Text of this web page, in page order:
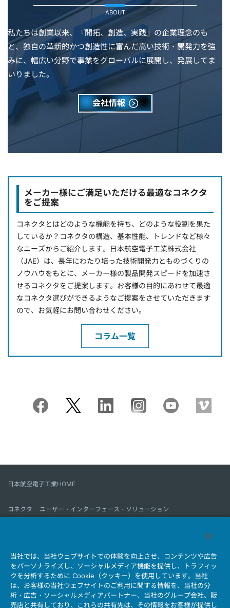
ABOUT
私たちは創業以来、『開拓、創造、実践』の企業理念のも
と、独自の革新的かつ創造性に富んだ高い技術・開発力を強
みに、幅広い分野で事業をグローバルに展開し、発展してま
いりました。
会社情報
メーカー様にご満足いただける最適なコネクタ
をご提案
コネクタとはどのような機能を持ち、どのような役割を果た
しているか？コネクタの構造、基本性能、トレンドなど様々
なニーズからご紹介します。日本航空電子工業株式会社
（JAE）は、長年にわたり培った技術開発力とものづくりの
ノウハウをもとに、メーカー様の製品開発スピードを加速さ
せるコネクタをご提案します。お客様の目的にあわせて最適
なコネクタ選びができるようなご提案をさせていただきます
ので、お気軽にお問い合わせください。
コラム一覧
日本航空電子工業HOME
コネクタ
ユーザー・インターフェース・ソリューション
会社情報 サステナビリティ IR情報 採用情報
会社情報新着一覧
製品情報新着一覧
サイトマップ お問い合わせ
当社では、当社ウェブサイトでの体験を向上させ、コンテンツや広告
をパーソナライズし、ソーシャルメディア機能を提供し、トラフィッ
クを分析するために Cookie（クッキー）を使用しています。当社
は、お客様の当社ウェブサイトのご利用に関する情報を、当社の分
析・広告・ソーシャルメディアパートナー、当社のグループ会社、販
売店と共有しており、これらの共有先は、その情報をお客様が提供し